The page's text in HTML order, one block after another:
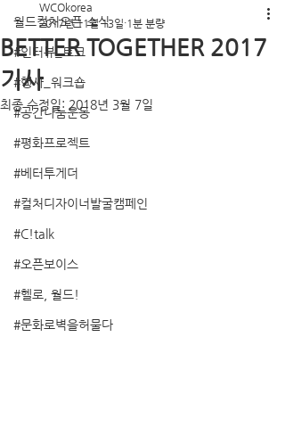
월드컬처오픈 소식
#인터뷰_토크
#행사_워크숍
#공간나눔운동
#평화프로젝트
#베터투게더
#컬처디자이너발굴캠페인
#C!talk
#오픈보이스
#헬로, 월드!
#문화로벽을허물다
BETTER TOGETHER 2017
기사
WCOkorea
2017년 11월 13일 1분 분량
최종 수정일: 2018년 3월 7일